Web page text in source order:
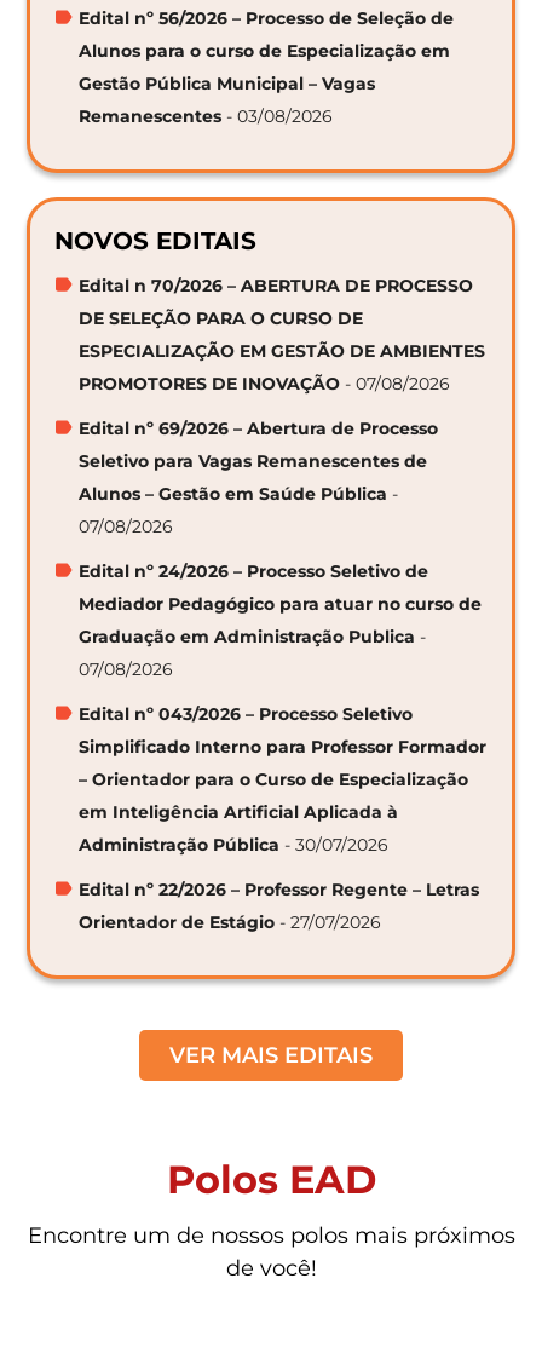
Edital nº 56/2026 – Processo de Seleção de
Alunos para o curso de Especialização em
Gestão Pública Municipal – Vagas
Remanescentes - 03/08/2026
NOVOS EDITAIS
Edital n 70/2026 – ABERTURA DE PROCESSO
DE SELEÇÃO PARA O CURSO DE
ESPECIALIZAÇÃO EM GESTÃO DE AMBIENTES
PROMOTORES DE INOVAÇÃO - 07/08/2026
Edital nº 69/2026 – Abertura de Processo
Seletivo para Vagas Remanescentes de
Alunos – Gestão em Saúde Pública -
07/08/2026
Edital nº 24/2026 – Processo Seletivo de
Mediador Pedagógico para atuar no curso de
Graduação em Administração Publica -
07/08/2026
Edital nº 043/2026 – Processo Seletivo
Simplificado Interno para Professor Formador
– Orientador para o Curso de Especialização
em Inteligência Artificial Aplicada à
Administração Pública - 30/07/2026
Edital nº 22/2026 – Professor Regente – Letras
Orientador de Estágio - 27/07/2026
VER MAIS EDITAIS
Polos EAD
Encontre um de nossos polos mais próximos
de você!